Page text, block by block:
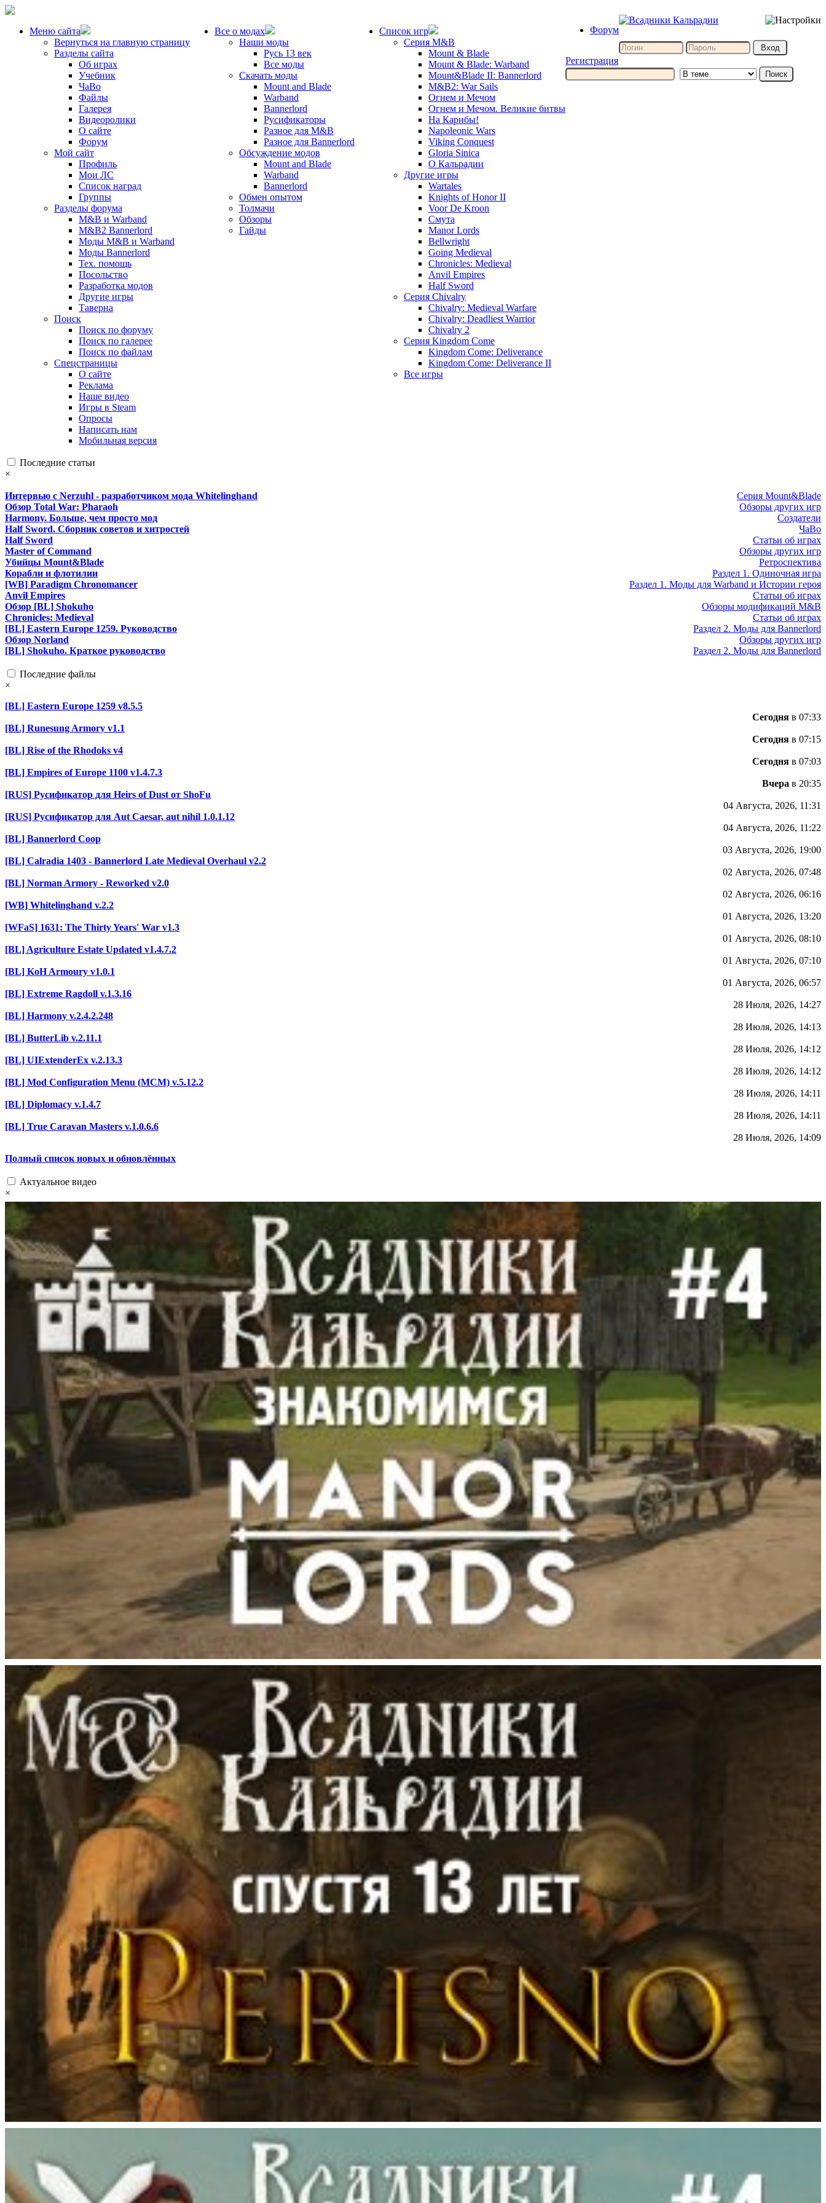
Меню сайта
Вернуться на главную страницу
Разделы сайта
Об играх
Учебник
ЧаВо
Файлы
Галерея
Видеоролики
О сайте
Форум
Мой сайт
Профиль
Мои ЛС
Список наград
Группы
Разделы форума
M&B и Warband
M&B2 Bannerlord
Моды M&B и Warband
Моды Bannerlord
Тех. помощь
Посольство
Разработка модов
Другие игры
Таверна
Поиск
Поиск по форуму
Поиск по галерее
Поиск по файлам
Спецстраницы
О сайте
Реклама
Наше видео
Игры в Steam
Опросы
Написать нам
Мобильная версия
Все о модах
Наши моды
Русь 13 век
Все моды
Скачать моды
Mount and Blade
Warband
Bannerlord
Русификаторы
Разное для M&B
Разное для Bannerlord
Обсуждение модов
Mount and Blade
Warband
Bannerlord
Обмен опытом
Толмачи
Обзоры
Гайды
Список игр
Серия M&B
Mount & Blade
Mount & Blade: Warband
Mount&Blade II: Bannerlord
M&B2: War Sails
Огнем и Мечом
Огнем и Мечом. Великие битвы
На Карибы!
Napoleonic Wars
Viking Conquest
Gloria Sinica
О Кальрадии
Другие игры
Wartales
Knights of Honor II
Voor De Kroon
Смута
Manor Lords
Bellwright
Going Medieval
Chronicles: Medieval
Anvil Empires
Half Sword
Серия Chivalry
Chivalry: Medieval Warfare
Chivalry: Deadliest Warrior
Chivalry 2
Серия Kingdom Come
Kingdom Come: Deliverance
Kingdom Come: Deliverance II
Все игры
Форум
Регистрация
Последние статьи
×
Серия Mount&Blade
Интервью с Nerzuhl - разработчиком мода Whitelinghand
Обзоры других игр
Обзор Total War: Pharaoh
Создатели
Harmony. Больше, чем просто мод
ЧаВо
Half Sword. Сборник советов и хитростей
Статьи об играх
Half Sword
Обзоры других игр
Master of Command
Ретроспектива
Убийцы Mount&Blade
Раздел 1. Одиночная игра
Корабли и флотилии
Раздел 1. Моды для Warband и Истории героя
[WB] Paradigm Chronomancer
Статьи об играх
Anvil Empires
Обзоры модификаций M&B
Обзор [BL] Shokuho
Статьи об играх
Chronicles: Medieval
Раздел 2. Моды для Bannerlord
[BL] Eastern Europe 1259. Руководство
Обзоры других игр
Обзор Norland
Раздел 2. Моды для Bannerlord
[BL] Shokuho. Краткое руководство
Последние файлы
×
[BL] Eastern Europe 1259 v8.5.5
Сегодня в 07:33
[BL] Runesung Armory v1.1
Сегодня в 07:15
[BL] Rise of the Rhodoks v4
Сегодня в 07:03
[BL] Empires of Europe 1100 v1.4.7.3
Вчера в 20:35
[RUS] Русификатор для Heirs of Dust от ShoFu
04 Августа, 2026, 11:31
[RUS] Русификатор для Aut Caesar, aut nihil 1.0.1.12
04 Августа, 2026, 11:22
[BL] Bannerlord Coop
03 Августа, 2026, 19:00
[BL] Calradia 1403 - Bannerlord Late Medieval Overhaul v2.2
02 Августа, 2026, 07:48
[BL] Norman Armory - Reworked v2.0
02 Августа, 2026, 06:16
[WB] Whitelinghand v.2.2
01 Августа, 2026, 13:20
[WFaS] 1631: The Thirty Years' War v1.3
01 Августа, 2026, 08:10
[BL] Agriculture Estate Updated v1.4.7.2
01 Августа, 2026, 07:10
[BL] KoH Armoury v1.0.1
01 Августа, 2026, 06:57
[BL] Extreme Ragdoll v.1.3.16
28 Июля, 2026, 14:27
[BL] Harmony v.2.4.2.248
28 Июля, 2026, 14:13
[BL] ButterLib v.2.11.1
28 Июля, 2026, 14:12
[BL] UIExtenderEx v.2.13.3
28 Июля, 2026, 14:12
[BL] Mod Configuration Menu (MCM) v.5.12.2
28 Июля, 2026, 14:11
[BL] Diplomacy v.1.4.7
28 Июля, 2026, 14:11
[BL] True Caravan Masters v.1.0.6.6
28 Июля, 2026, 14:09
Полный список новых и обновлённых
Актуальное видео
×